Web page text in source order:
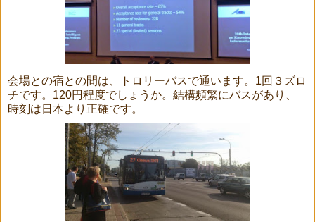
会場との宿との間は、トロリーバスで通います。1回３ズロ
チです。120円程度でしょうか。結構頻繁にバスがあり、
時刻は日本より正確です。